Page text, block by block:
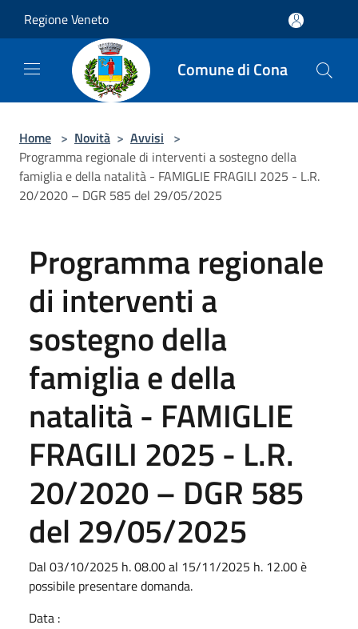
Regione Veneto
Comune di Cona
Home > Novità > Avvisi >
Programma regionale di interventi a sostegno della
famiglia e della natalità - FAMIGLIE FRAGILI 2025 - L.R.
20/2020 – DGR 585 del 29/05/2025
Programma regionale
di interventi a
sostegno della
famiglia e della
natalità - FAMIGLIE
FRAGILI 2025 - L.R.
20/2020 – DGR 585
del 29/05/2025
Dal 03/10/2025 h. 08.00 al 15/11/2025 h. 12.00 è
possibile presentare domanda.
Data :